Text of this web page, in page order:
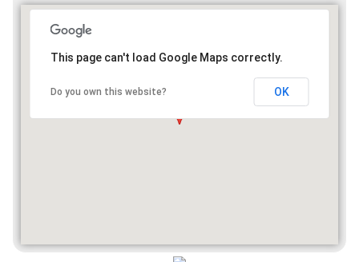
This page can't load Google Maps correctly.
Do you own this website? OK